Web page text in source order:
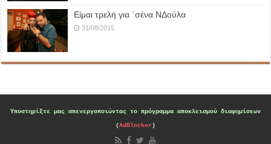
Είμαι τρελή για ΄σένα ΝΔούλα
31/08/2015
Υποστηρίξτε μας απενεργοποιώντας το πρόγραμμα αποκλεισμού διαφημίσεων
(AdBlocker)